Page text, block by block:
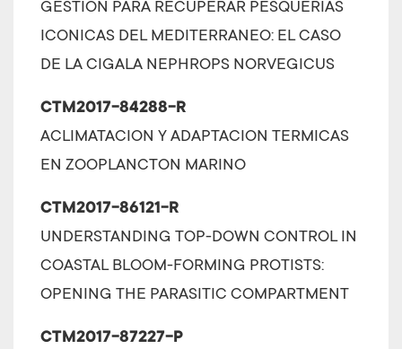
GESTION PARA RECUPERAR PESQUERIAS
ICONICAS DEL MEDITERRANEO: EL CASO
DE LA CIGALA NEPHROPS NORVEGICUS
CTM2017-84288-R
ACLIMATACION Y ADAPTACION TERMICAS
EN ZOOPLANCTON MARINO
CTM2017-86121-R
UNDERSTANDING TOP-DOWN CONTROL IN
COASTAL BLOOM-FORMING PROTISTS:
OPENING THE PARASITIC COMPARTMENT
CTM2017-87227-P